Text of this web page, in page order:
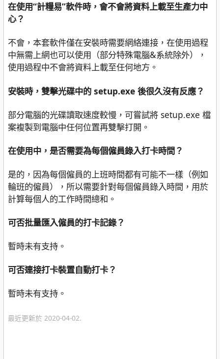
在使用“計糧易”軟件時，會不會將資料上載至生產力中
心？
不會，本套軟件僅在安裝時需要網絡連接，在使用過程
中無需上網也可以使用（部分特殊電腦&系統除外），
使用過程中不會將資料上載至任何地方。
安裝時，雙擊光碟中的 setup.exe 後很久沒有反應？
部分電腦的光碟讀取速度較慢，可嘗試將 setup.exe 檔
案複製到電腦中任何位置再雙擊打開。
在使用中，是否需要為每個僱員錄入打卡時間？
是的，因為每個僱員的上班時間都有可能不一樣（例如
輪班的僱員），所以需要針對每個僱員錄入時間，用於
計算每個人的工作時間總和。
可否批量匯入僱員的打卡記錄？
暫時未有支持。
可否連接打卡裝置自動打卡？
暫時未有支持。
最近更新於 2020-04-02.